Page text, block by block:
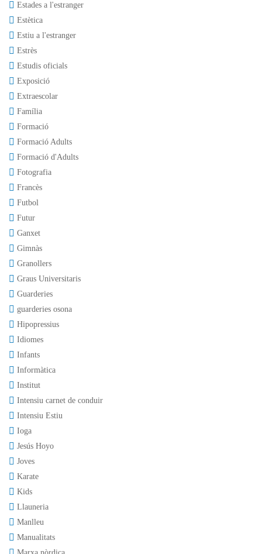
Estades a l'estranger
Estètica
Estiu a l'estranger
Estrès
Estudis oficials
Exposició
Extraescolar
Família
Formació
Formació Adults
Formació d'Adults
Fotografia
Francès
Futbol
Futur
Ganxet
Gimnàs
Granollers
Graus Universitaris
Guarderies
guarderies osona
Hipopressius
Idiomes
Infants
Informàtica
Institut
Intensiu carnet de conduir
Intensiu Estiu
Ioga
Jesús Hoyo
Joves
Karate
Kids
Llauneria
Manlleu
Manualitats